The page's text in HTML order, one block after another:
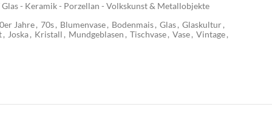
- Keramik - Porzellan - Volkskunst & Metallobjekte
Jahre, 70s, Blumenvase, Bodenmais, Glas, Glaskultur,
, Joska, Kristall , Mundgeblasen , Tischvase, Vase, Vintage,